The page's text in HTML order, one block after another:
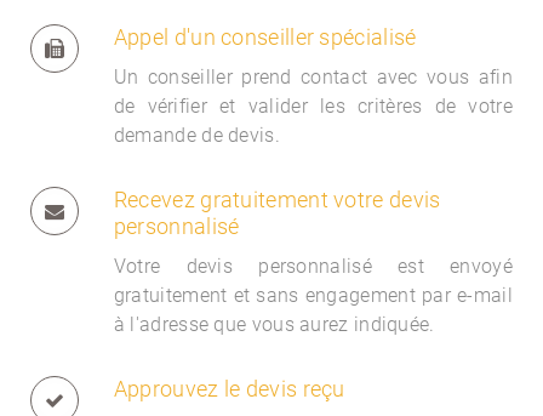
Appel d'un conseiller spécialisé
Un conseiller prend contact avec vous afin
de vérifier et valider les critères de votre
demande de devis.
Recevez gratuitement votre devis
personnalisé
Votre devis personnalisé est envoyé
gratuitement et sans engagement par e-mail
à l'adresse que vous aurez indiquée.
Approuvez le devis reçu